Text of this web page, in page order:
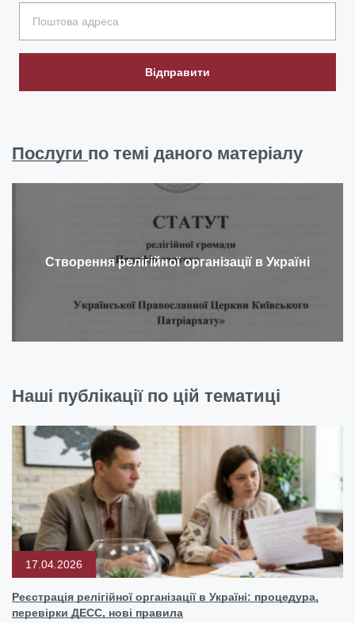
Відправити
Послуги по темі даного матеріалу
Створення релігійної організації в Україні
Наші публікації по цій тематиці
17.04.2026
Реєстрація релігійної організації в Україні: процедура,
перевірки ДЕСС, нові правила